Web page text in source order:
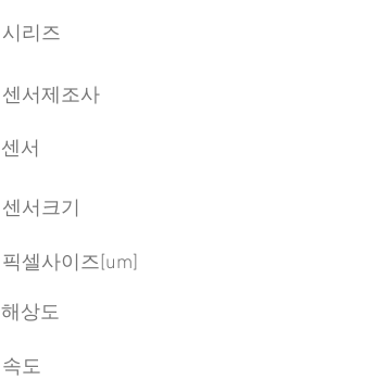
시리즈
센서제조사
센서
센서크기
픽셀사이즈[um]
​해상도
속도